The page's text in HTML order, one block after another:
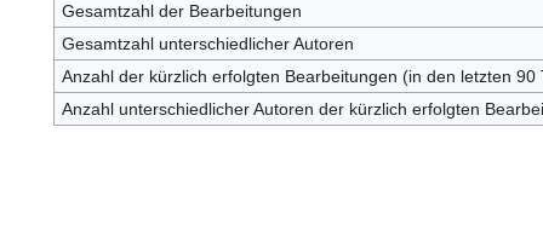
Gesamtzahl der Bearbeitungen
Gesamtzahl unterschiedlicher Autoren
Anzahl der kürzlich erfolgten Bearbeitungen (in den letzten 90
Anzahl unterschiedlicher Autoren der kürzlich erfolgten